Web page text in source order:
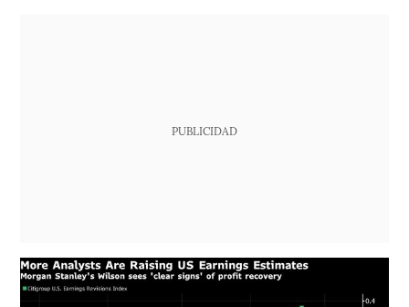
PUBLICIDAD